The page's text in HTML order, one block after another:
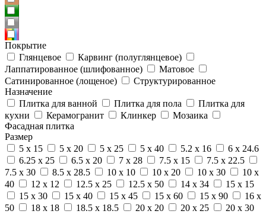
Покрытие
Глянцевое
Карвинг (полуглянцевое)
Лаппатированное (шлифованное)
Матовое
Сатинированное (лощеное)
Структурированное
Назначение
Плитка для ванной
Плитка для пола
Плитка для
кухни
Керамогранит Клинкер
Мозаика
Фасадная плитка
Размер
5 x 15
5 x 20 5 x 25 5 x 40 5.2 x 16
6 x 24.6
6.25 x 25
6.5 x 20 7 x 28 7.5 x 15
7.5 x 22.5
7.5 x 30
8.5 x 28.5 10 x 10 10 x 20 10 x 30
10 x
40
12 x 12 12.5 x 25 12.5 x 50 14 x 34
15 x 15
15 x 30
15 x 40 15 x 45 15 x 60 15 x 90
16 x
50
18 x 18 18.5 x 18.5 20 x 20 20 x 25
20 x 30